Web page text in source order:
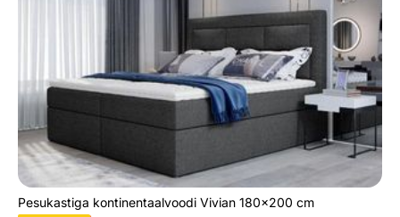
Pesukastiga kontinentaalvoodi Vivian 180x200 cm